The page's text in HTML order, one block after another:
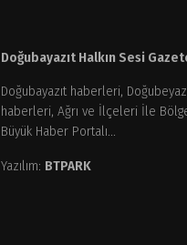
Doğubayazıt Halkın Sesi
Doğubayazıt haberleri,
haberleri, Ağrı ve İlçeleri İle
Büyük Haber Portalı...
Yazılım: BTPARK